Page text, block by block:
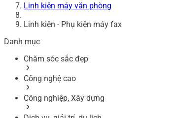
Linh kiện máy văn phòng
Linh kiện - Phụ kiện máy fax
Danh mục
Chăm sóc sắc đẹp
Công nghệ cao
Công nghiệp, Xây dựng